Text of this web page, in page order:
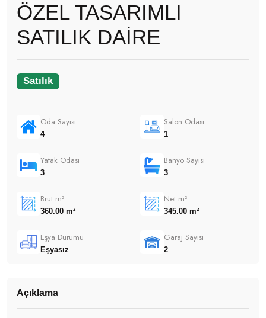
ÖZEL TASARIMLI
SATILIK DAİRE
Satılık
Oda Sayısı
4
Salon Odası
1
Yatak Odası
3
Banyo Sayısı
3
Brüt m²
360.00 m²
Net m²
345.00 m²
Eşya Durumu
Eşyasız
Garaj Sayısı
2
Açıklama